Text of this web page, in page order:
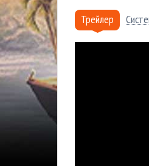
обороняйтесь
Проводите
Трейлер